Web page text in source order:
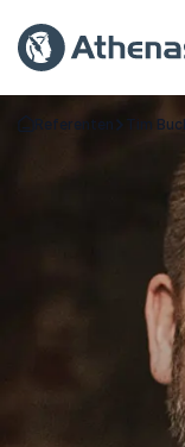
Zurück zur Startseite
Referenten Tim